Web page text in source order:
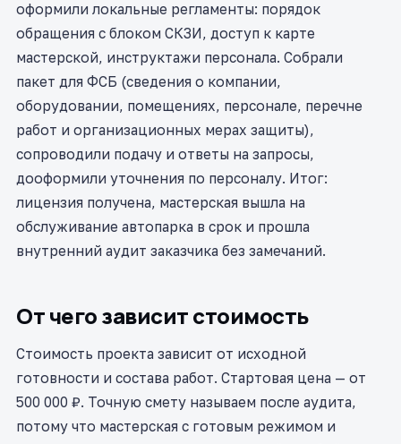
оформили локальные регламенты: порядок
обращения с блоком СКЗИ, доступ к карте
мастерской, инструктажи персонала. Собрали
пакет для ФСБ (сведения о компании,
оборудовании, помещениях, персонале, перечне
работ и организационных мерах защиты),
сопроводили подачу и ответы на запросы,
дооформили уточнения по персоналу. Итог:
лицензия получена, мастерская вышла на
обслуживание автопарка в срок и прошла
внутренний аудит заказчика без замечаний.
От чего зависит стоимость
Стоимость проекта зависит от исходной
готовности и состава работ. Стартовая цена — от
500 000 ₽. Точную смету называем после аудита,
потому что мастерская с готовым режимом и